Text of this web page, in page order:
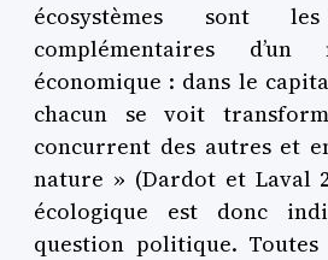
écosystèmes sont
complémentaires d’un
économique : dans le
chacun se voit
concurrent des autres et
nature » (Dardot et Laval
écologique est donc
question politique. Toutes